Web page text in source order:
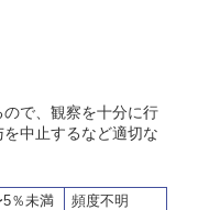
で、観察を十分に行
中止するなど適切な
5％未満
頻度不明